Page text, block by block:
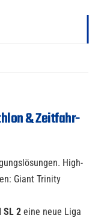
& Zeitfahr-
High-
Giant Trinity
SL 2 eine neue Liga